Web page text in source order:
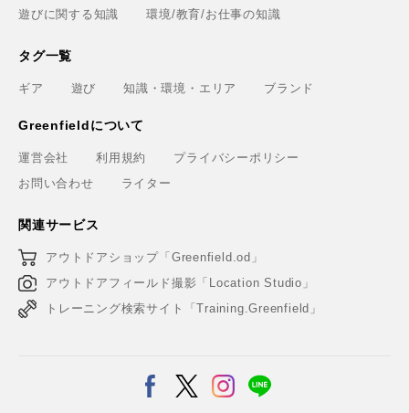
遊びに関する知識
環境/教育/お仕事の知識
タグ一覧
ギア 遊び 知識・環境・エリア ブランド
Greenfieldについて
運営会社 利用規約
プライバシーポリシー
お問い合わせ
ライター
関連サービス
アウトドアショップ「Greenfield.od」
アウトドアフィールド撮影「Location Studio」
トレーニング検索サイト「Training.Greenfield」